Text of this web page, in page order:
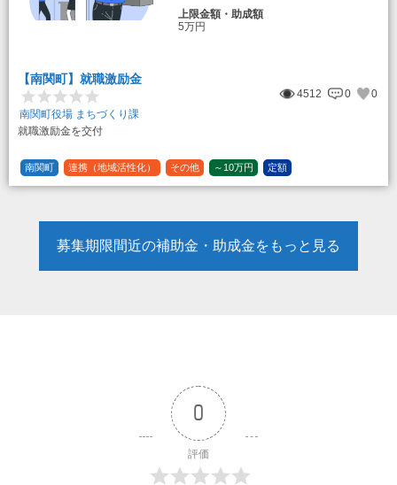
上限金額・助成額
5万円
【南関町】就職激励金
4512 0
0
南関町役場 まちづくり課
就職激励金を交付
南関町 連携（地域活性化） その他 ～10万円 定額
募集期限間近の補助金・助成金をもっと見る
0
評価